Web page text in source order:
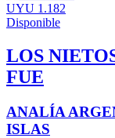
UYU 1.182
Disponible
LOS
FUE
ANALÍA
ISLAS